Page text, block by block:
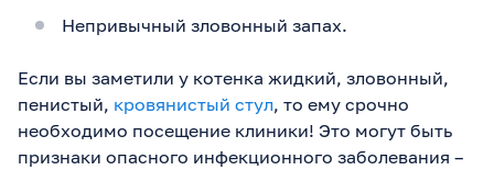
Непривычный зловонный запах.
Если вы заметили у котенка жидкий, зловонный,
пенистый, кровянистый стул, то ему срочно
необходимо посещение клиники! Это могут быть
признаки опасного инфекционного заболевания –